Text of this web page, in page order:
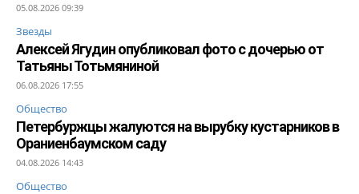
05.08.2026 09:39
Звезды
Алексей Ягудин опубликовал фото с дочерью от
Татьяны Тотьмяниной
06.08.2026 17:55
Общество
Петербуржцы жалуются на вырубку кустарников в
Ораниенбаумском саду
04.08.2026 14:43
Общество